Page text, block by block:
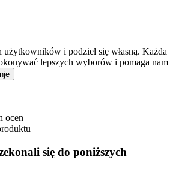
użytkowników i podziel się własną. Każda
lepszych wyborów i pomaga nam
ocen
się do poniższych